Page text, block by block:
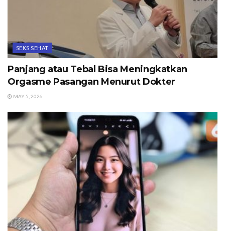
SEKS SEHAT
Panjang atau Tebal Bisa Meningkatkan
Orgasme Pasangan Menurut Dokter
MAY 5, 2026